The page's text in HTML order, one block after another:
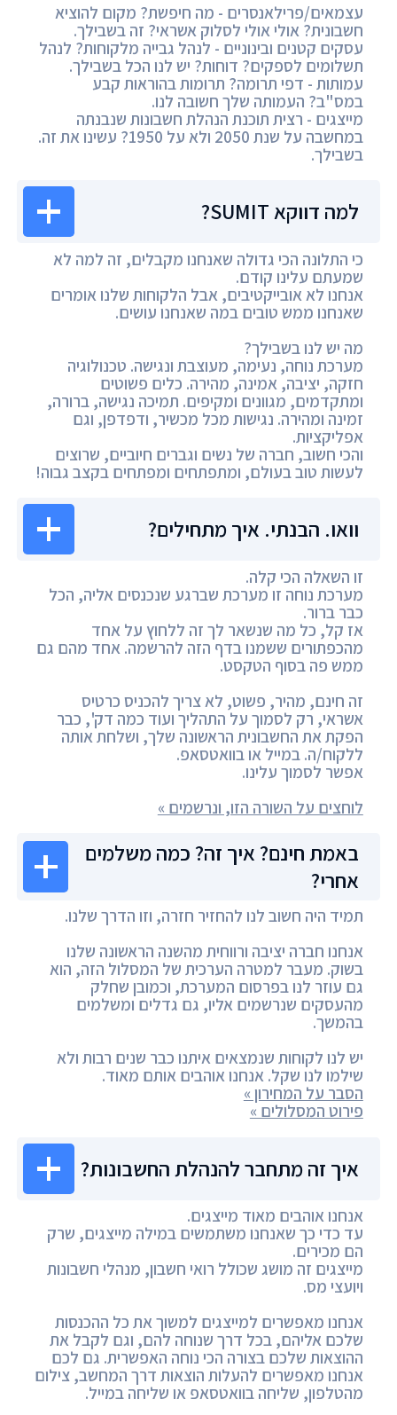
עצמאים/פרילאנסרים - מה חיפשת? מקום להוציא
חשבונית? אולי אולי לסלוק אשראי? זה בשבילך.
עסקים קטנים ובינוניים - לנהל גבייה מלקוחות? לנהל
תשלומים לספקים? דוחות? יש לנו הכל בשבילך.
עמותות - דפי תרומה? תרומות בהוראות קבע
במס"ב? העמותה שלך חשובה לנו.
מייצגים - רצית תוכנת הנהלת חשבונות שנבנתה
במחשבה על שנת 2050 ולא על 1950? עשינו את זה.
בשבילך.
למה דווקא SUMIT?
כי התלונה הכי גדולה שאנחנו מקבלים, זה למה לא
שמעתם עלינו קודם.
אנחנו לא אובייקטיבים, אבל הלקוחות שלנו אומרים
שאנחנו ממש טובים במה שאנחנו עושים.
מה יש לנו בשבילך?
מערכת נוחה, נעימה, מעוצבת ונגישה. טכנולוגיה
חזקה, יציבה, אמינה, מהירה. כלים פשוטים
ומתקדמים, מגוונים ומקיפים. תמיכה נגישה, ברורה,
זמינה ומהירה. נגישות מכל מכשיר, ודפדפן, וגם
אפליקציות.
והכי חשוב, חברה של נשים וגברים חיוביים, שרוצים
לעשות טוב בעולם, ומתפתחים ומפתחים בקצב גבוה!
וואו. הבנתי. איך מתחילים?
זו השאלה הכי קלה.
מערכת נוחה זו מערכת שברגע שנכנסים אליה, הכל
כבר ברור.
אז קל, כל מה שנשאר לך זה ללחוץ על אחד
מהכפתורים ששמנו בדף הזה להרשמה. אחד מהם גם
ממש פה בסוף הטקסט.
זה חינם, מהיר, פשוט, לא צריך להכניס כרטיס
אשראי, רק לסמוך על התהליך ועוד כמה דק', כבר
הפקת את החשבונית הראשונה שלך, ושלחת אותה
ללקוח/ה. במייל או בוואטסאפ.
אפשר לסמוך עלינו.
לוחצים על השורה הזו, ונרשמים »
באמת חינם? איך זה? כמה משלמים
אחרי?
תמיד היה חשוב לנו להחזיר חזרה, וזו הדרך שלנו.
אנחנו חברה יציבה ורווחית מהשנה הראשונה שלנו
בשוק. מעבר למטרה הערכית של המסלול הזה, הוא
גם עוזר לנו בפרסום המערכת, וכמובן שחלק
מהעסקים שנרשמים אליו, גם גדלים ומשלמים
בהמשך.
יש לנו לקוחות שנמצאים איתנו כבר שנים רבות ולא
שילמו לנו שקל. אנחנו אוהבים אותם מאוד.
הסבר על המחירון »
פירוט המסלולים »
איך זה מתחבר להנהלת החשבונות?
אנחנו אוהבים מאוד מייצגים.
עד כדי כך שאנחנו משתמשים במילה מייצגים, שרק
הם מכירים.
מייצגים זה מושג שכולל רואי חשבון, מנהלי חשבונות
ויועצי מס.
אנחנו מאפשרים למייצגים למשוך את כל ההכנסות
שלכם אליהם, בכל דרך שנוחה להם, וגם לקבל את
ההוצאות שלכם בצורה הכי נוחה האפשרית. גם לכם
אנחנו מאפשרים להעלות הוצאות דרך המחשב, צילום
מהטלפון, שליחה בוואטסאפ או שליחה במייל.